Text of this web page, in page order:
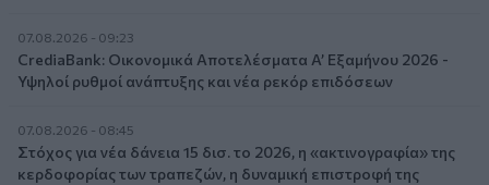
07.08.2026 - 09:23
CrediaBank: Οικονομικά Αποτελέσματα A’ Εξαμήνου 2026 -
Υψηλοί ρυθμοί ανάπτυξης και νέα ρεκόρ επιδόσεων
07.08.2026 - 08:45
Στόχος για νέα δάνεια 15 δισ. το 2026, η «ακτινογραφία» της
κερδοφορίας των τραπεζών, η δυναμική επιστροφή της